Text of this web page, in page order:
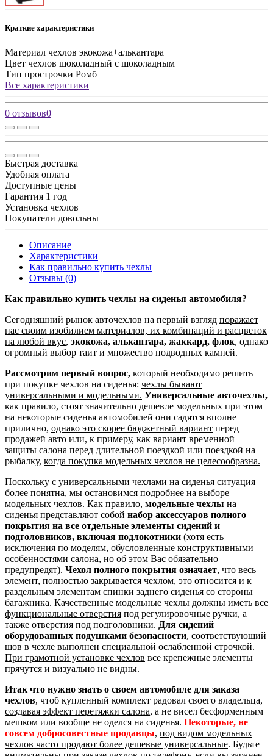
Краткие характеристики
Материал чехлов экокожа+алькантара
Цвет чехлов шоколадный с шоколадным
Тип прострочки Ромб
Все характеристики
0 отзывов0
Быстрая доставка
Удобная оплата
Доступные цены
Гарантия 1 год
Установка чехлов
Покупатели довольны
Описание
Характеристики
Как правильно купить чехлы
Отзывы (0)
Как правильно купить чехлы на сиденья автомобиля?
Сегодняшний рынок авточехлов на первый взгляд поражает
нас своим изобилием материалов, их комбинаций и расцветок
на любой вкус, экокожа, алькантара, жаккард, флок, однако
огромный выбор таит и множество подводных камней.
Рассмотрим первый вопрос, который необходимо решить
при покупке чехлов на сиденья: чехлы бывают
универсальными и модельными. Универсальные авточехлы,
как правило, стоят значительно дешевле модельных при этом
на некоторые сиденья автомобилей они садятся вполне
прилично, однако это скорее бюджетный вариант перед
продажей авто или, к примеру, как вариант временной
защиты салона перед длительной поездкой или поездкой на
рыбалку, когда покупка модельных чехлов не целесообразна.
Поскольку с универсальными чехлами на сиденья ситуация
более понятна, мы остановимся подробнее на выборе
модельных чехлов. Как правило, модельные чехлы на
сиденья представляют собой набор аксессуаров полного
покрытия на все отдельные элементы сидений и
подголовников, включая подлокотники (хотя есть
исключения по моделям, обусловленные конструктивными
особенностями салона, но об этом Вас обязательно
предупредят). Чехол полного покрытия означает, что весь
элемент, полностью закрывается чехлом, это относится и к
раздельным элементам спинки заднего сиденья со стороны
багажника. Качественные модельные чехлы должны иметь все
функциональные отверстия под регулировочные ручки, а
также отверстия под подголовники. Для сидений
оборудованных подушками безопасности, соответствующий
шов в чехле выполнен специальной ослабленной строчкой.
При грамотной установке чехлов все крепежные элементы
прячутся и визуально не видны.
Итак что нужно знать о своем автомобиле для заказа
чехлов, чтоб купленный комплект радовал своего владельца,
создавая эффект перетяжки салона, а не висел бесформенным
мешком или вообще не оделся на сиденья. Некоторые, не
совсем добросовестные продавцы, под видом модельных
чехлов часто продают более дешевые универсальные. Будьте